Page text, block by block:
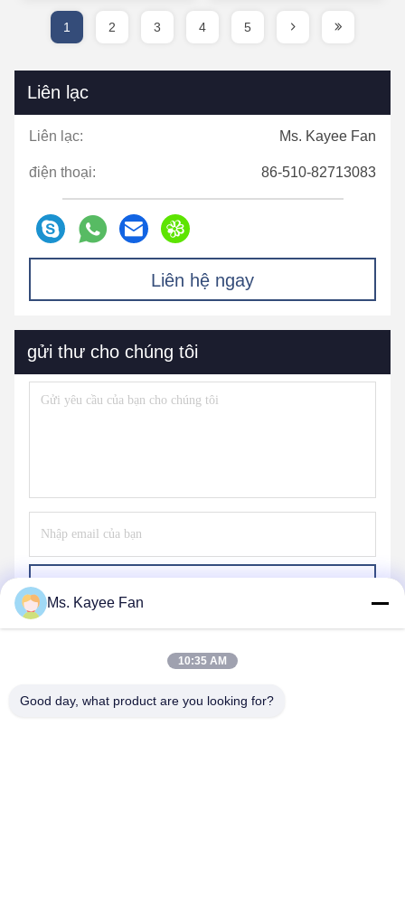
1 2 3 4 5
Liên lạc
Liên lạc: Ms. Kayee Fan
điện thoại: 86-510-82713083
Liên hệ ngay
gửi thư cho chúng tôi
Ms. Kayee Fan
10:35 AM
Good day, what product are you looking for?